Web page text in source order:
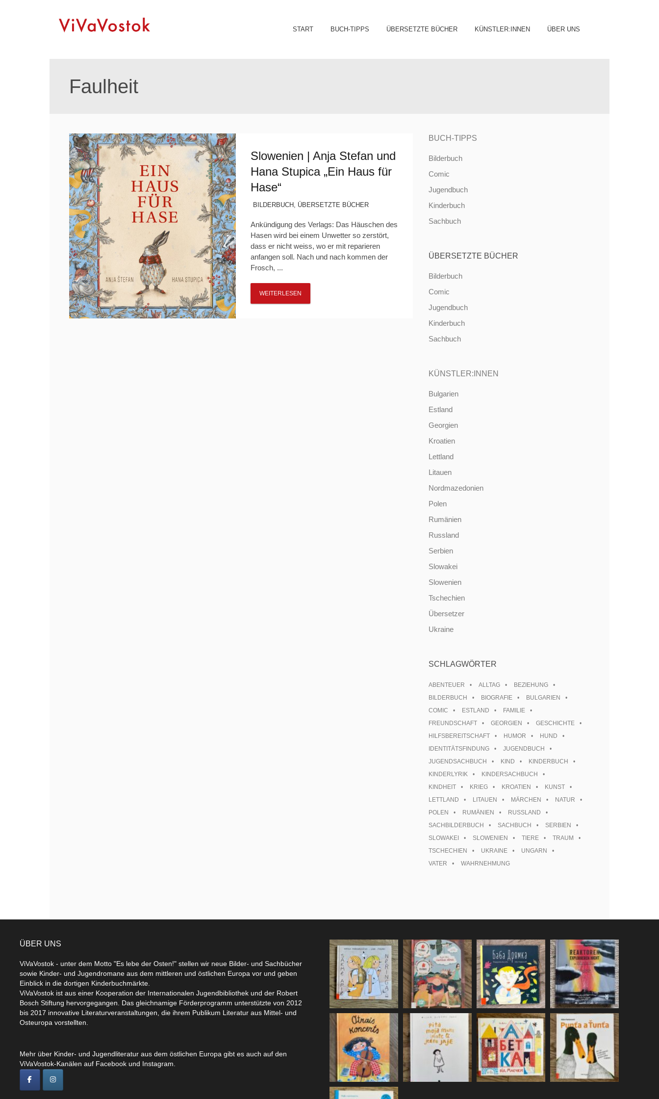
Skip
START BUCH-TIPPS ÜBERSETZTE BÜCHER KÜNSTLER:INNEN ÜBER UNS
Faulheit
Slowenien | Anja Stefan und
Hana Stupica „Ein Haus für
Hase“
BILDERBUCH , ÜBERSETZTE BÜCHER
Ankündigung des Verlags: Das Häuschen des
Hasen wird bei einem Unwetter so zerstört,
dass er nicht weiss, wo er mit reparieren
anfangen soll. Nach und nach kommen der
Frosch, ...
WEITERLESEN
BUCH-TIPPS
Bilderbuch
Comic
Jugendbuch
Kinderbuch
Sachbuch
ÜBERSETZTE BÜCHER
Bilderbuch
Comic
Jugendbuch
Kinderbuch
Sachbuch
KÜNSTLER:INNEN
Bulgarien
Estland
Georgien
Kroatien
Lettland
Litauen
Nordmazedonien
Polen
Rumänien
Russland
Serbien
Slowakei
Slowenien
Tschechien
Übersetzer
Ukraine
SCHLAGWÖRTER
ABENTEUER ALLTAG
BEZIEHUNG
BILDERBUCH
BIOGRAFIE
BULGARIEN
COMIC
ESTLAND
FAMILIE
FREUNDSCHAFT
GEORGIEN
GESCHICHTE
HILFSBEREITSCHAFT
HUMOR
HUND
IDENTITÄTSFINDUNG
JUGENDBUCH
JUGENDSACHBUCH
KIND
KINDERBUCH
KINDERLYRIK
KINDERSACHBUCH
KINDHEIT
KRIEG KROATIEN
KUNST
LETTLAND
LITAUEN MÄRCHEN
NATUR
POLEN
RUMÄNIEN
RUSSLAND
SACHBILDERBUCH
SACHBUCH
SERBIEN
SLOWAKEI
SLOWENIEN TIERE
TRAUM
TSCHECHIEN
UKRAINE
UNGARN
VATER
WAHRNEHMUNG
ÜBER UNS
ViVaVostok - unter dem Motto "Es lebe der Osten!" stellen wir neue Bilder- und Sachbücher
sowie Kinder- und Jugendromane aus dem mittleren und östlichen Europa vor und geben
Einblick in die dortigen Kinderbuchmärkte.
ViVaVostok ist aus einer Kooperation der Internationalen Jugendbibliothek und der Robert
Bosch Stiftung hervorgegangen. Das gleichnamige Förderprogramm unterstützte von 2012
bis 2017 innovative Literaturveranstaltungen, die ihrem Publikum Literatur aus Mittel- und
Osteuropa vorstellten.
Mehr über Kinder- und Jugendliteratur aus dem östlichen Europa gibt es auch auf den
ViVaVostok-Kanälen auf Facebook und Instagram.